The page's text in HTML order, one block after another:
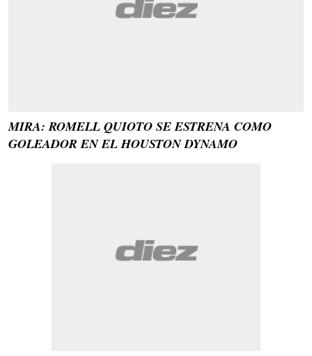
MIRA: ROMELL QUIOTO SE ESTRENA COMO
GOLEADOR EN EL HOUSTON DYNAMO